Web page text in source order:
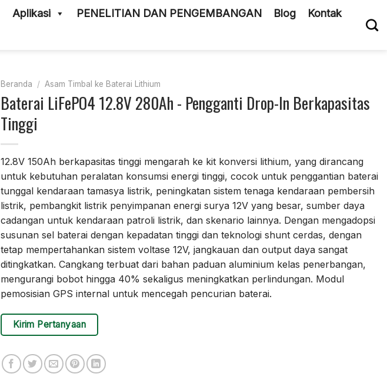
Aplikasi PENELITIAN DAN PENGEMBANGAN Blog
Kontak
Beranda / Asam Timbal ke Baterai Lithium
Baterai LiFePO4 12.8V 280Ah - Pengganti Drop-In Berkapasitas
Tinggi
12.8V 150Ah berkapasitas tinggi mengarah ke kit konversi lithium, yang dirancang
untuk kebutuhan peralatan konsumsi energi tinggi, cocok untuk penggantian baterai
tunggal kendaraan tamasya listrik, peningkatan sistem tenaga kendaraan pembersih
listrik, pembangkit listrik penyimpanan energi surya 12V yang besar, sumber daya
cadangan untuk kendaraan patroli listrik, dan skenario lainnya. Dengan mengadopsi
susunan sel baterai dengan kepadatan tinggi dan teknologi shunt cerdas, dengan
tetap mempertahankan sistem voltase 12V, jangkauan dan output daya sangat
ditingkatkan. Cangkang terbuat dari bahan paduan aluminium kelas penerbangan,
mengurangi bobot hingga 40% sekaligus meningkatkan perlindungan. Modul
pemosisian GPS internal untuk mencegah pencurian baterai.
Kirim Pertanyaan